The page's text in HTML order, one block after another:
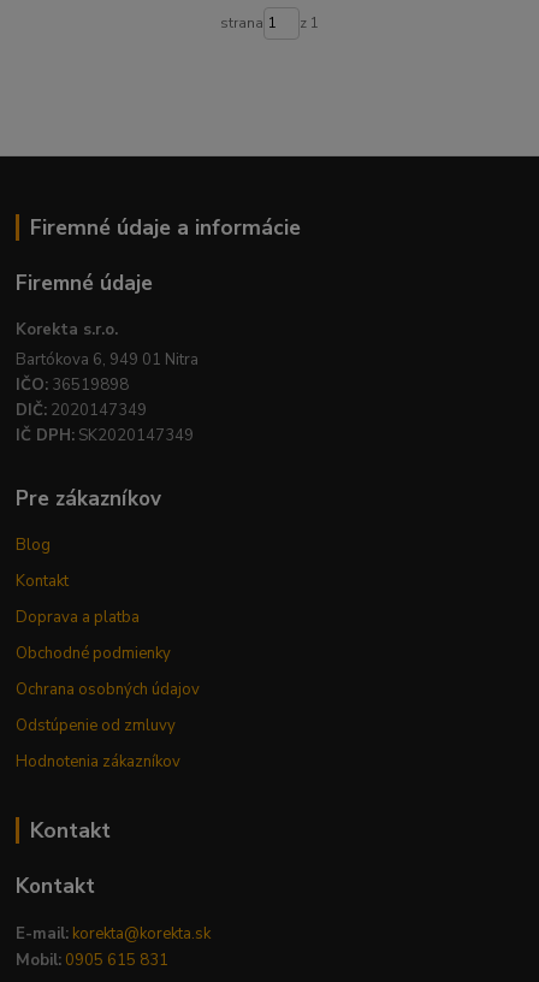
strana z 1
Firemné údaje a informácie
Firemné údaje
Korekta s.r.o.
Bartókova 6, 949 01 Nitra
IČO: 36519898
DIČ: 2020147349
IČ DPH: SK2020147349
Pre zákazníkov
Blog
Kontakt
Doprava a platba
Obchodné podmienky
Ochrana osobných údajov
Odstúpenie od zmluvy
Hodnotenia zákazníkov
Kontakt
Kontakt
E-mail: korekta@korekta.sk
Mobil: 0905 615 831